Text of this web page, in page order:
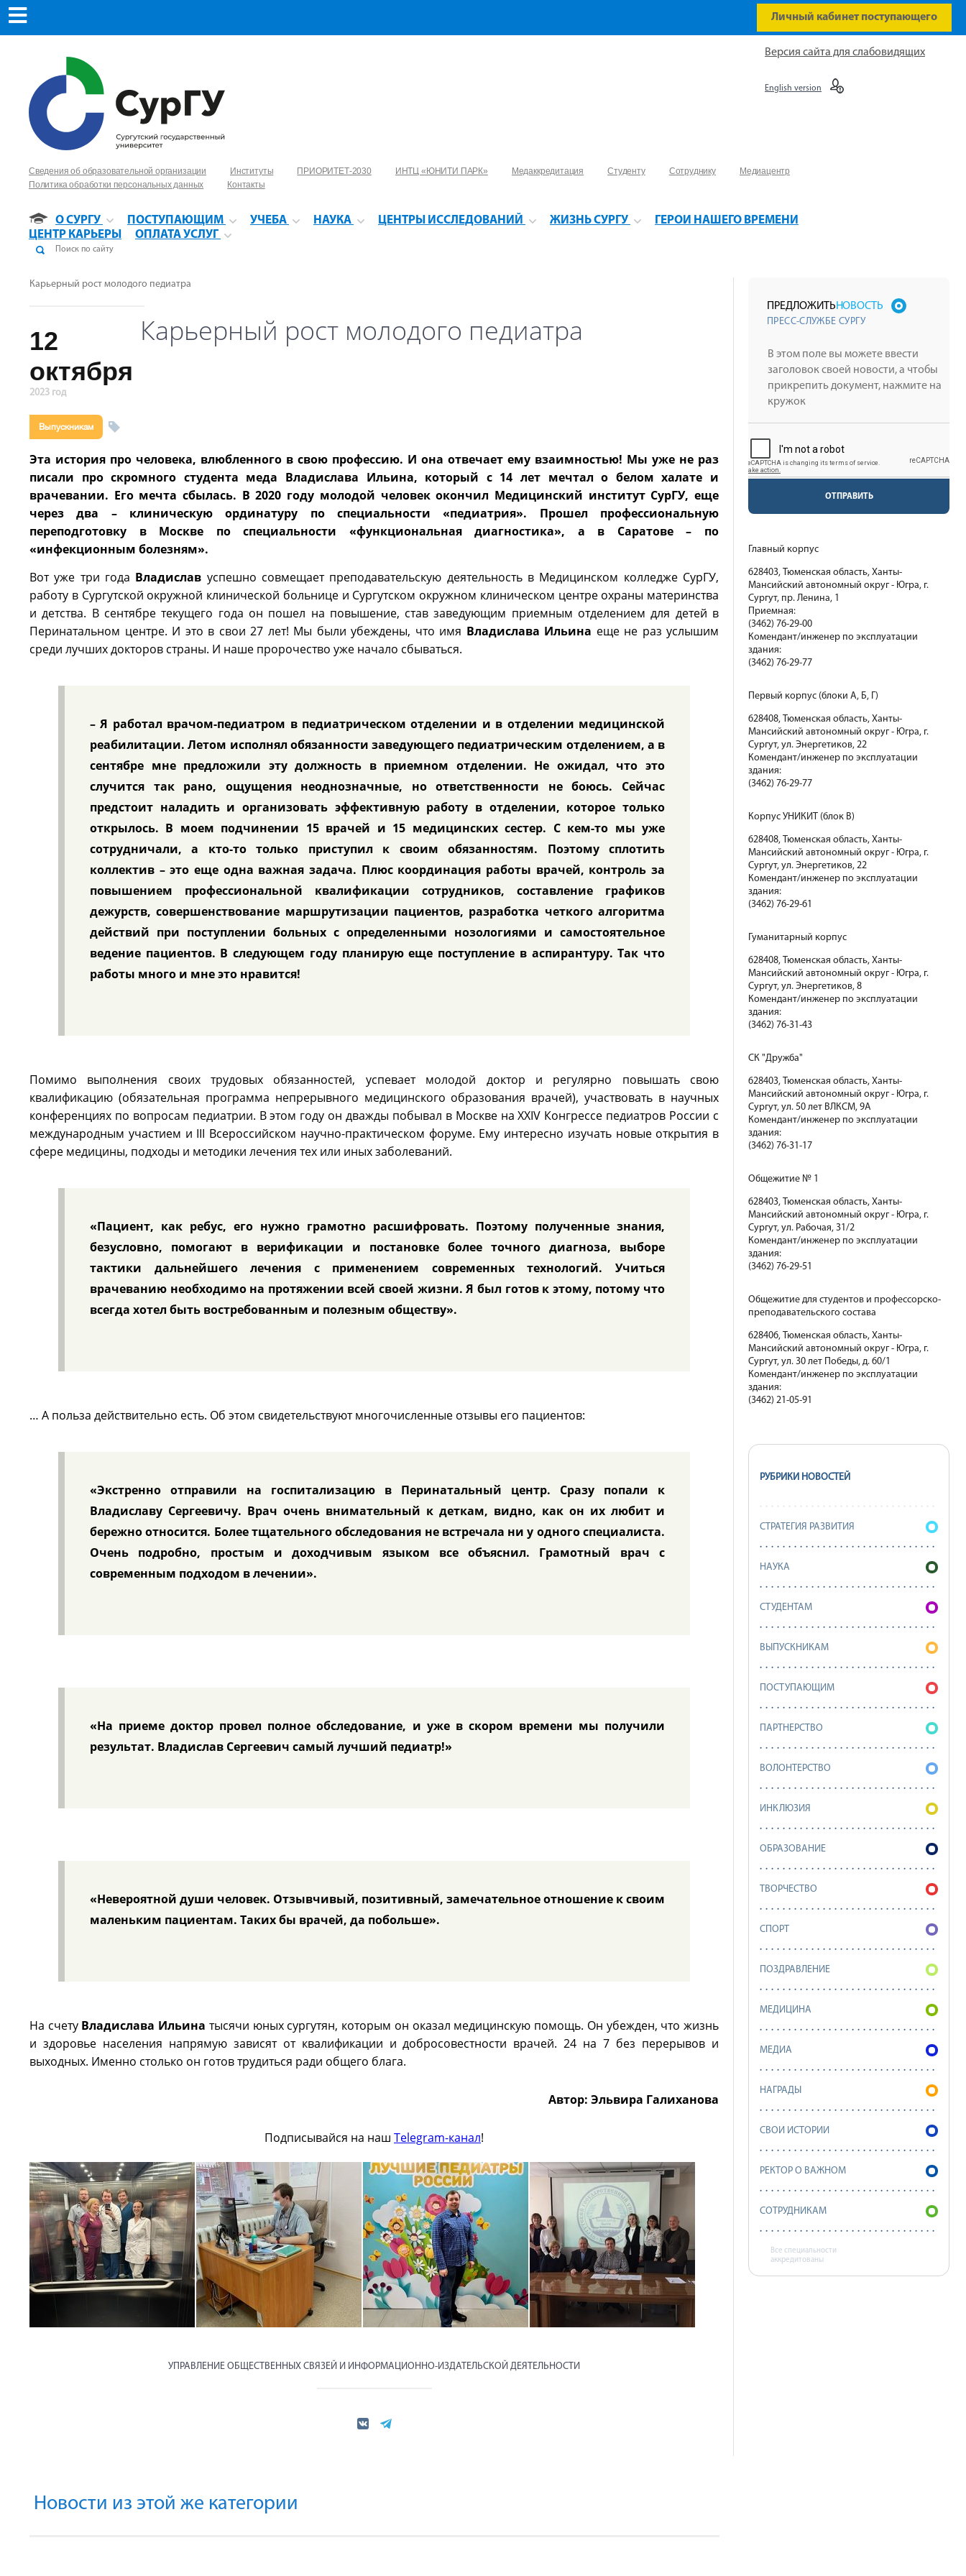
Личный кабинет поступающего
Сведения об образовательной организации Институты ПРИОРИТЕТ-2030 ИНТЦ «ЮНИТИ ПАРК» Медаккредитация Студенту Сотруднику
Медиацентр
Политика обработки персональных данных
Контакты
О СУРГУ ПОСТУПАЮЩИМ УЧЕБА НАУКА ЦЕНТРЫ ИССЛЕДОВАНИЙ ЖИЗНЬ СУРГУ
ГЕРОИ НАШЕГО ВРЕМЕНИ
ЦЕНТР КАРЬЕРЫ
ОПЛАТА УСЛУГ
Версия сайта для слабовидящих
English version
Карьерный рост молодого педиатра
12
октября
2023 год
Карьерный рост молодого педиатра
Выпускникам
Эта история про человека, влюбленного в свою профессию. И она отвечает ему взаимностью! Мы уже не раз
писали про скромного студента меда Владислава Ильина, который с 14 лет мечтал о белом халате и
врачевании. Его мечта сбылась. В 2020 году молодой человек окончил Медицинский институт СурГУ, еще
через два – клиническую ординатуру по специальности «педиатрия». Прошел профессиональную
переподготовку в Москве по специальности «функциональная диагностика», а в Саратове – по
«инфекционным болезням».
Вот уже три года Владислав успешно совмещает преподавательскую деятельность в Медицинском колледже СурГУ,
работу в Сургутской окружной клинической больнице и Сургутском окружном клиническом центре охраны материнства
и детства. В сентябре текущего года он пошел на повышение, став заведующим приемным отделением для детей в
Перинатальном центре. И это в свои 27 лет! Мы были убеждены, что имя Владислава Ильина еще не раз услышим
среди лучших докторов страны. И наше пророчество уже начало сбываться.
– Я работал врачом-педиатром в педиатрическом отделении и в отделении медицинской
реабилитации. Летом исполнял обязанности заведующего педиатрическим отделением, а в
сентябре мне предложили эту должность в приемном отделении. Не ожидал, что это
случится так рано, ощущения неоднозначные, но ответственности не боюсь. Сейчас
предстоит наладить и организовать эффективную работу в отделении, которое только
открылось. В моем подчинении 15 врачей и 15 медицинских сестер. С кем-то мы уже
сотрудничали, а кто-то только приступил к своим обязанностям. Поэтому сплотить
коллектив – это еще одна важная задача. Плюс координация работы врачей, контроль за
повышением профессиональной квалификации сотрудников, составление графиков
дежурств, совершенствование маршрутизации пациентов, разработка четкого алгоритма
действий при поступлении больных с определенными нозологиями и самостоятельное
ведение пациентов. В следующем году планирую еще поступление в аспирантуру. Так что
работы много и мне это нравится!
Помимо выполнения своих трудовых обязанностей, успевает молодой доктор и регулярно повышать свою
квалификацию (обязательная программа непрерывного медицинского образования врачей), участвовать в научных
конференциях по вопросам педиатрии. В этом году он дважды побывал в Москве на XXIV Конгрессе педиатров России с
международным участием и III Всероссийском научно-практическом форуме. Ему интересно изучать новые открытия в
сфере медицины, подходы и методики лечения тех или иных заболеваний.
«Пациент, как ребус, его нужно грамотно расшифровать. Поэтому полученные знания,
безусловно, помогают в верификации и постановке более точного диагноза, выборе
тактики дальнейшего лечения с применением современных технологий. Учиться
врачеванию необходимо на протяжении всей своей жизни. Я был готов к этому, потому что
всегда хотел быть востребованным и полезным обществу».
… А польза действительно есть. Об этом свидетельствуют многочисленные отзывы его пациентов:
«Экстренно отправили на госпитализацию в Перинатальный центр. Сразу попали к
Владиславу Сергеевичу. Врач очень внимательный к деткам, видно, как он их любит и
бережно относится. Более тщательного обследования не встречала ни у одного специалиста.
Очень подробно, простым и доходчивым языком все объяснил. Грамотный врач с
современным подходом в лечении».
«На приеме доктор провел полное обследование, и уже в скором времени мы получили
результат. Владислав Сергеевич самый лучший педиатр!»
«Невероятной души человек. Отзывчивый, позитивный, замечательное отношение к своим
маленьким пациентам. Таких бы врачей, да побольше».
На счету Владислава Ильина тысячи юных сургутян, которым он оказал медицинскую помощь. Он убежден, что жизнь
и здоровье населения напрямую зависят от квалификации и добросовестности врачей. 24 на 7 без перерывов и
выходных. Именно столько он готов трудиться ради общего блага.
Автор: Эльвира Галиханова
Подписывайся на наш Telegram-канал!
УПРАВЛЕНИЕ ОБЩЕСТВЕННЫХ СВЯЗЕЙ И ИНФОРМАЦИОННО-ИЗДАТЕЛЬСКОЙ ДЕЯТЕЛЬНОСТИ
ПРЕДЛОЖИТЬНОВОСТЬ
ПРЕСС-СЛУЖБЕ СУРГУ
ОТПРАВИТЬ
Главный корпус
628403, Тюменская область, Ханты-
Мансийский автономный округ - Югра, г.
Сургут, пр. Ленина, 1
Приемная:
(3462) 76-29-00
Комендант/инженер по эксплуатации
здания:
(3462) 76-29-77
Первый корпус (блоки А, Б, Г)
628408, Тюменская область, Ханты-
Мансийский автономный округ - Югра, г.
Сургут, ул. Энергетиков, 22
Комендант/инженер по эксплуатации
здания:
(3462) 76-29-77
Корпус УНИКИТ (блок В)
628408, Тюменская область, Ханты-
Мансийский автономный округ - Югра, г.
Сургут, ул. Энергетиков, 22
Комендант/инженер по эксплуатации
здания:
(3462) 76-29-61
Гуманитарный корпус
628408, Тюменская область, Ханты-
Мансийский автономный округ - Югра, г.
Сургут, ул. Энергетиков, 8
Комендант/инженер по эксплуатации
здания:
(3462) 76-31-43
СК "Дружба"
628403, Тюменская область, Ханты-
Мансийский автономный округ - Югра, г.
Сургут, ул. 50 лет ВЛКСМ, 9А
Комендант/инженер по эксплуатации
здания:
(3462) 76-31-17
Общежитие № 1
628403, Тюменская область, Ханты-
Мансийский автономный округ - Югра, г.
Сургут, ул. Рабочая, 31/2
Комендант/инженер по эксплуатации
здания:
(3462) 76-29-51
Общежитие для студентов и профессорско-
преподавательского состава
628406, Тюменская область, Ханты-
Мансийский автономный округ - Югра, г.
Сургут, ул. 30 лет Победы, д. 60/1
Комендант/инженер по эксплуатации
здания:
(3462) 21-05-91
РУБРИКИ НОВОСТЕЙ
СТРАТЕГИЯ РАЗВИТИЯ
НАУКА
СТУДЕНТАМ
ВЫПУСКНИКАМ
ПОСТУПАЮЩИМ
ПАРТНЕРСТВО
ВОЛОНТЕРСТВО
ИНКЛЮЗИЯ
ОБРАЗОВАНИЕ
ТВОРЧЕСТВО
СПОРТ
ПОЗДРАВЛЕНИЕ
МЕДИЦИНА
МЕДИА
НАГРАДЫ
СВОИ ИСТОРИИ
РЕКТОР О ВАЖНОМ
СОТРУДНИКАМ
Все специальности
аккредитованы
Новости из этой же категории